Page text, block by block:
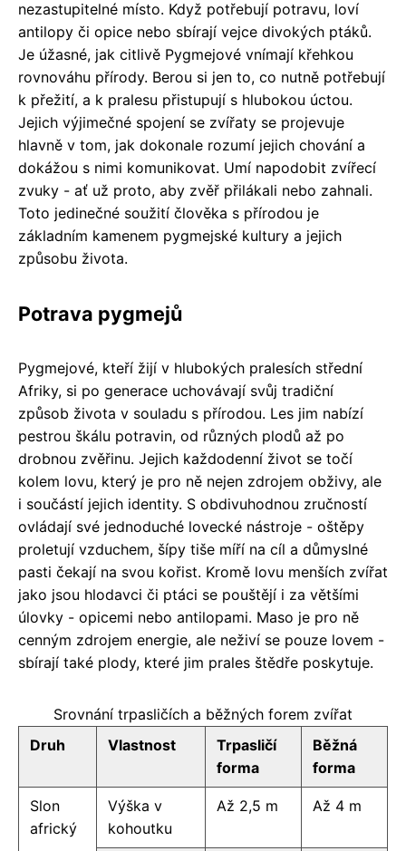
nezastupitelné místo. Když potřebují potravu, loví
antilopy či opice nebo sbírají vejce divokých ptáků.
Je úžasné, jak citlivě Pygmejové vnímají křehkou
rovnováhu přírody. Berou si jen to, co nutně potřebují
k přežití, a k pralesu přistupují s hlubokou úctou.
Jejich výjimečné spojení se zvířaty se projevuje
hlavně v tom, jak dokonale rozumí jejich chování a
dokážou s nimi komunikovat. Umí napodobit zvířecí
zvuky - ať už proto, aby zvěř přilákali nebo zahnali.
Toto jedinečné soužití člověka s přírodou je
základním kamenem pygmejské kultury a jejich
způsobu života.
Potrava pygmejů
Pygmejové, kteří žijí v hlubokých pralesích střední
Afriky, si po generace uchovávají svůj tradiční
způsob života v souladu s přírodou. Les jim nabízí
pestrou škálu potravin, od různých plodů až po
drobnou zvěřinu. Jejich každodenní život se točí
kolem lovu, který je pro ně nejen zdrojem obživy, ale
i součástí jejich identity. S obdivuhodnou zručností
ovládají své jednoduché lovecké nástroje - oštěpy
proletují vzduchem, šípy tiše míří na cíl a důmyslné
pasti čekají na svou kořist. Kromě lovu menších zvířat
jako jsou hlodavci či ptáci se pouštějí i za většími
úlovky - opicemi nebo antilopami. Maso je pro ně
cenným zdrojem energie, ale neživí se pouze lovem -
sbírají také plody, které jim prales štědře poskytuje.
Srovnání trpasličích a běžných forem zvířat
Druh
Vlastnost
Trpasličí
forma
Běžná
forma
Slon
africký
Výška v
kohoutku
Až 2,5 m Až 4 m